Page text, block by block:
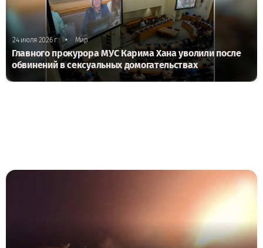
24 июля 2026 г. • Мир
Главного прокурора МУС Карима Хана уволили после
обвинений в сексуальных домогательствах